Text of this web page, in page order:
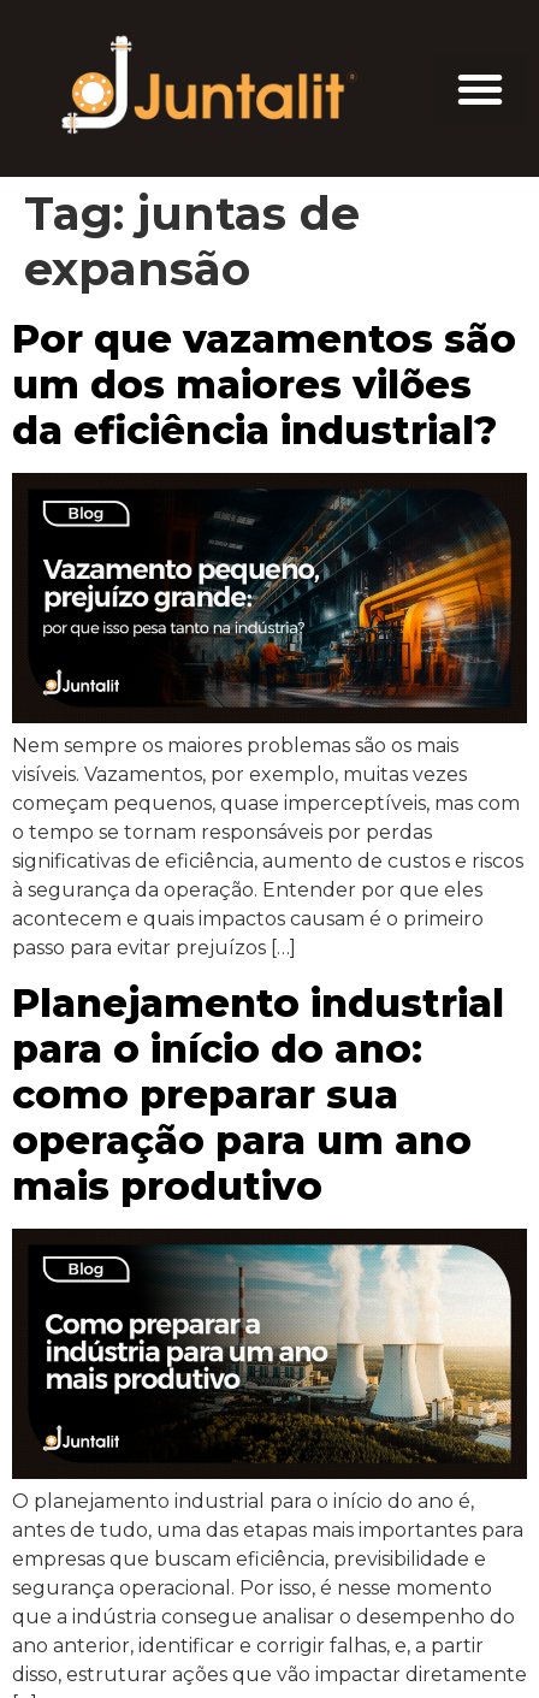
Tag: juntas de
expansão
Por que vazamentos são
um dos maiores vilões
da eficiência industrial?
Nem sempre os maiores problemas são os mais
visíveis. Vazamentos, por exemplo, muitas vezes
começam pequenos, quase imperceptíveis, mas com
o tempo se tornam responsáveis por perdas
significativas de eficiência, aumento de custos e riscos
à segurança da operação. Entender por que eles
acontecem e quais impactos causam é o primeiro
passo para evitar prejuízos […]
Planejamento industrial
para o início do ano:
como preparar sua
operação para um ano
mais produtivo
O planejamento industrial para o início do ano é,
antes de tudo, uma das etapas mais importantes para
empresas que buscam eficiência, previsibilidade e
segurança operacional. Por isso, é nesse momento
que a indústria consegue analisar o desempenho do
ano anterior, identificar e corrigir falhas, e, a partir
disso, estruturar ações que vão impactar diretamente